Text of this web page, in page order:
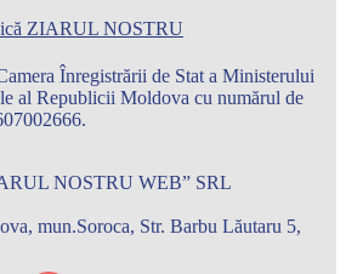
Înregistrării de Stat a Ministerului
al Republicii Moldova cu numărul de
NOSTRU WEB” SRL
mun.Soroca, Str. Barbu Lăutaru 5,